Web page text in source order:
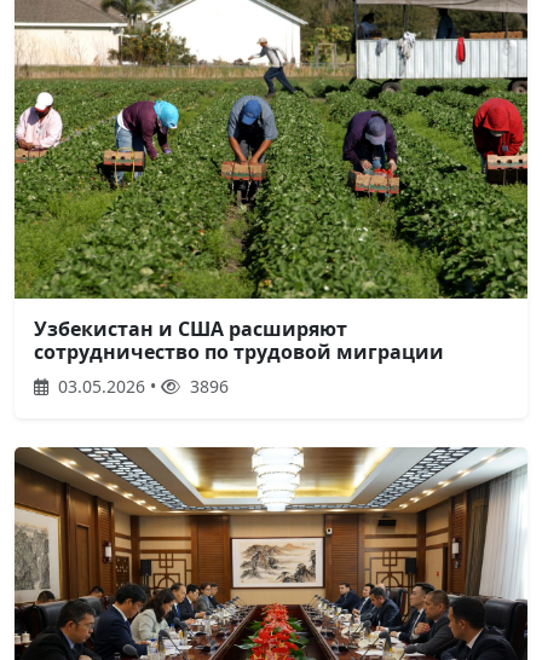
Узбекистан и США расширяют
сотрудничество по трудовой миграции
03.05.2026 • 3896